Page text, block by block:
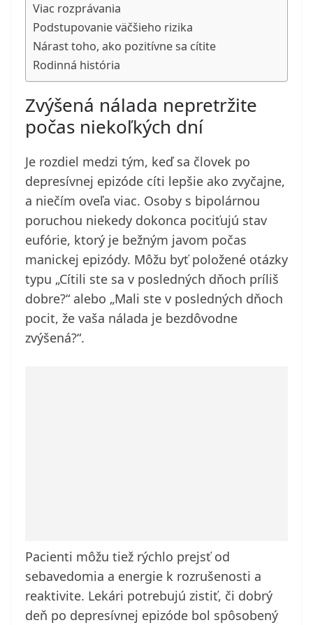
Viac rozprávania
Podstupovanie väčšieho rizika
Nárast toho, ako pozitívne sa cítite
Rodinná história
Zvýšená nálada nepretržite
počas niekoľkých dní
Je rozdiel medzi tým, keď sa človek po
depresívnej epizóde cíti lepšie ako zvyčajne,
a niečím oveľa viac. Osoby s bipolárnou
poruchou niekedy dokonca pociťujú stav
eufórie, ktorý je bežným javom počas
manickej epizódy. Môžu byť položené otázky
typu „Cítili ste sa v posledných dňoch príliš
dobre?“ alebo „Mali ste v posledných dňoch
pocit, že vaša nálada je bezdôvodne
zvýšená?“.
Pacienti môžu tiež rýchlo prejsť od
sebavedomia a energie k rozrušenosti a
reaktivite. Lekári potrebujú zistiť, či dobrý
deň po depresívnej epizóde bol spôsobený